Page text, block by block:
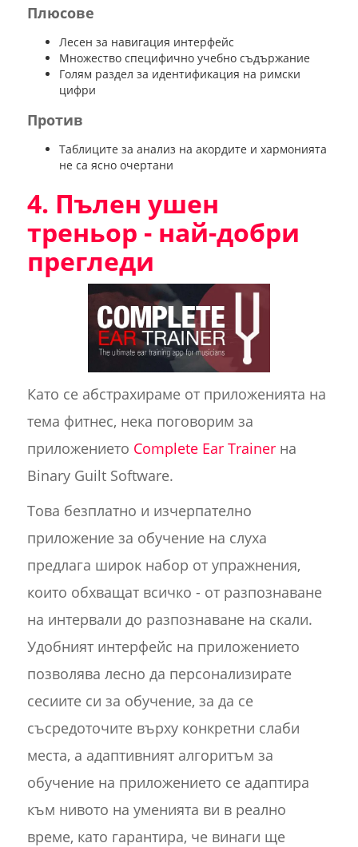
Плюсове
Лесен за навигация интерфейс
Множество специфично учебно съдържание
Голям раздел за идентификация на римски
цифри
Против
Таблиците за анализ на акордите и хармонията
не са ясно очертани
4. Пълен ушен
треньор - най-добри
прегледи
Като се абстрахираме от приложенията на
тема фитнес, нека поговорим за
приложението Complete Ear Trainerна
Binary Guilt Software.
Това безплатно и изчерпателно
приложение за обучение на слуха
предлага широк набор от упражнения,
които обхващат всичко - от разпознаване
на интервали до разпознаване на скали.
Удобният интерфейс на приложението
позволява лесно да персонализирате
сесиите си за обучение, за да се
съсредоточите върху конкретни слаби
места, а адаптивният алгоритъм за
обучение на приложението се адаптира
към нивото на уменията ви в реално
време, като гарантира, че винаги ще